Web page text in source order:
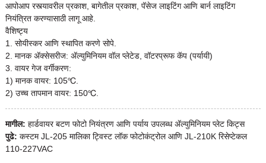
आपोआप रस्त्यावरील प्रकाश, बागेतील प्रकाश, पॅसेज लाइटिंग आणि बार्न लाइटिंग
नियंत्रित करण्यासाठी लागू आहे.
वैशिष्ट्य
1. सोयीस्कर आणि स्थापित करणे सोपे.
2. मानक ॲक्सेसरीज: ॲल्युमिनियम वॉल प्लेटेड, वॉटरप्रूफ कॅप (पर्यायी)
3. वायर गेज वर्गीकरण:
1) मानक वायर: 105℃.
2) उच्च तापमान वायर: 150℃.
मागील: हार्डवायर बटण फोटो नियंत्रण आणि पर्याय उपलब्ध ॲल्युमिनियम प्लेट किट्स
पुढे: कस्टम JL-205 मालिका ट्विस्ट लॉक फोटोकंट्रोल आणि JL-210K रिसेप्टेकल
110-227VAC